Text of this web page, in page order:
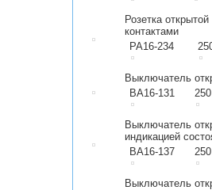
Розетка
контактами
РА16-234
Выключатель
ВА16-131
Выключатель
индикацией
ВА16-137
Выключатель